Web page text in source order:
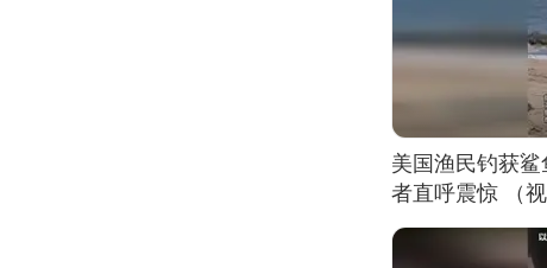
美国渔民钓获
者直呼震惊 （